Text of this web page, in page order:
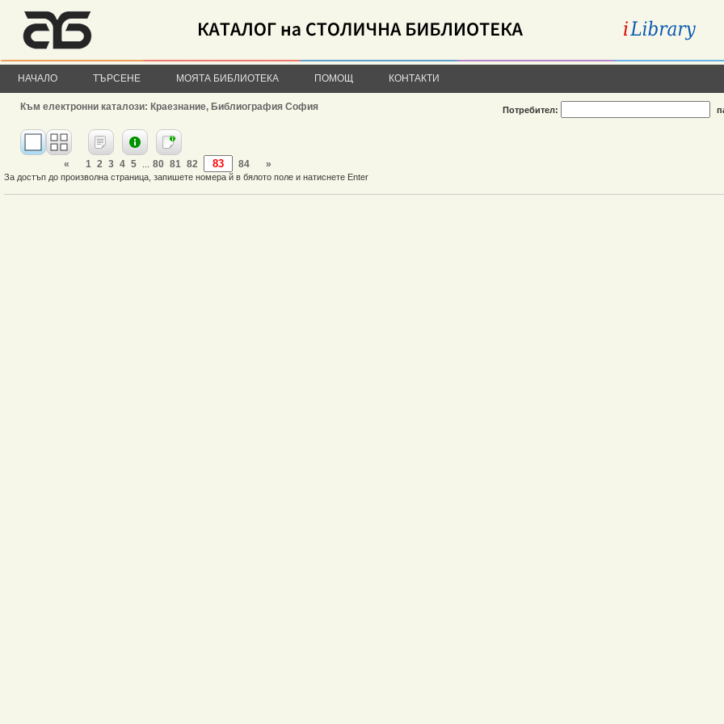
НАЧАЛО ТЪРСЕНЕ МОЯТА БИБЛИОТЕКА ПОМОЩ КОНТАКТИ
Към електронни каталози: Краезнание, Библиография София Потребител:
« 1 2 3 4 5 80 81 82 84 »
За достъп до произволна страница, запишете номера й в бялото поле и натиснете Enter